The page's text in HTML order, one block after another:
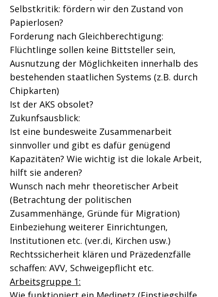
Selbstkritik: fördern wir den Zustand von
Papierlosen?
Forderung nach Gleichberechtigung:
Flüchtlinge sollen keine Bittsteller sein,
Ausnutzung der Möglichkeiten innerhalb des
bestehenden staatlichen Systems (z.B. durch
Chipkarten)
Ist der AKS obsolet?
Zukunfsausblick:
Ist eine bundesweite Zusammenarbeit
sinnvoller und gibt es dafür genügend
Kapazitäten? Wie wichtig ist die lokale Arbeit,
hilft sie anderen?
Wunsch nach mehr theoretischer Arbeit
(Betrachtung der politischen
Zusammenhänge, Gründe für Migration)
Einbeziehung weiterer Einrichtungen,
Institutionen etc. (ver.di, Kirchen usw.)
Rechtssicherheit klären und Präzedenzfälle
schaffen: AVV, Schweigepflicht etc.
Arbeitsgruppe 1: